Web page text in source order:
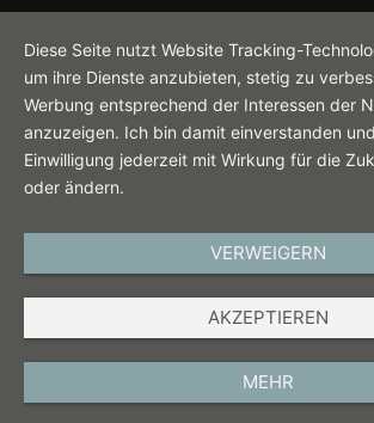
Diese Seite nutzt Website Tracking-
um ihre Dienste anzubieten, stetig zu
Werbung entsprechend der Interessen der
anzuzeigen. Ich bin damit einverstanden
Einwilligung jederzeit mit Wirkung für die
oder ändern.
VERWEIGERN
AKZEPTIEREN
MEHR